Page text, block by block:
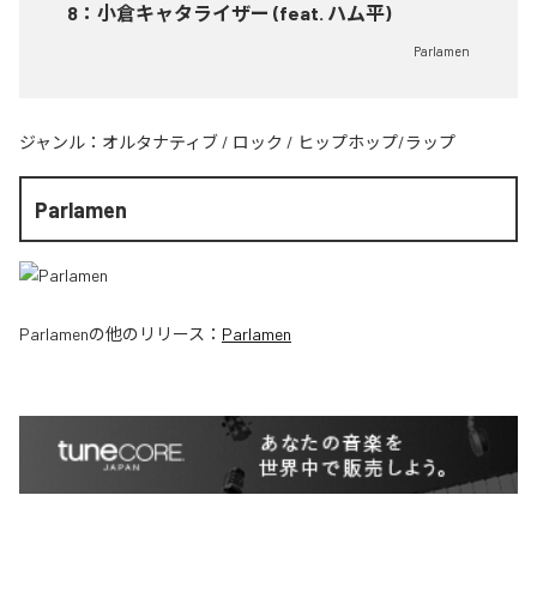
8 ： 小倉キャタライザー (feat. ハム平)
Parlamen
ジャンル： オルタナティブ / ロック / ヒップホップ/ラップ
Parlamen
Parlamenの他のリリース： Parlamen